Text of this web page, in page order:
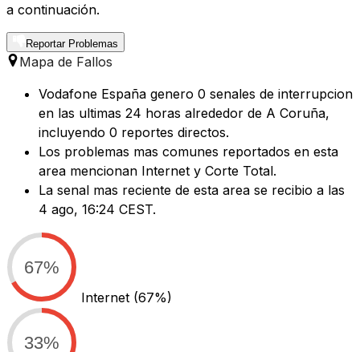
a continuación.
Reportar Problemas
Mapa de Fallos
Vodafone España genero 0 senales de interrupcion
en las ultimas 24 horas alrededor de A Coruña,
incluyendo 0 reportes directos.
Los problemas mas comunes reportados en esta
area mencionan Internet y Corte Total.
La senal mas reciente de esta area se recibio a las
4 ago, 16:24 CEST.
67%
Internet (67%)
33%